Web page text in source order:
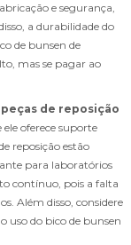
e segurança,
a durabilidade do
de bunsen de
mas se pagar ao
de reposição
ele oferece suporte
reposição estão
para laboratórios
contínuo, pois a falta
Além disso, considere
uso do bico de bunsen